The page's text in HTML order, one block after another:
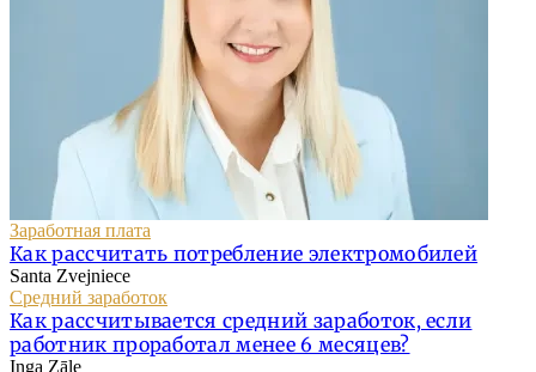
Заработная плата
Как рассчитать потребление электромобилей
Santa Zvejniece
Средний заработок
Как рассчитывается средний заработок, если
работник проработал менее 6 месяцев?
Inga Zāle